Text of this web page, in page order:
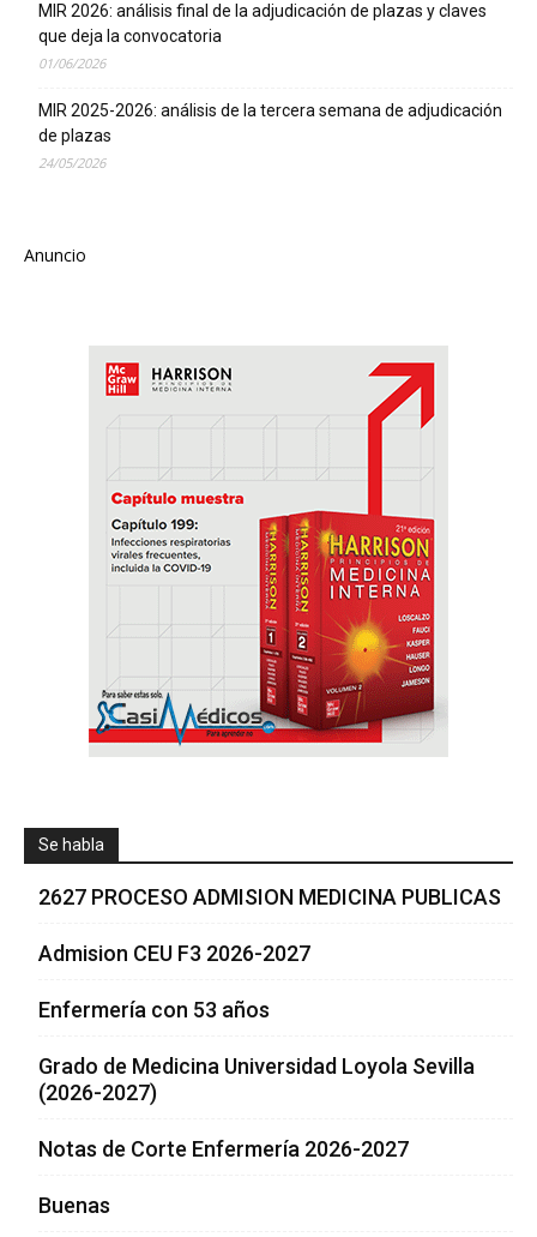
MIR 2026: análisis final de la adjudicación de plazas y claves
que deja la convocatoria
01/06/2026
MIR 2025-2026: análisis de la tercera semana de adjudicación
de plazas
24/05/2026
Anuncio
Se habla
2627 PROCESO ADMISION MEDICINA PUBLICAS
Admision CEU F3 2026-2027
Enfermería con 53 años
Grado de Medicina Universidad Loyola Sevilla
(2026-2027)
Notas de Corte Enfermería 2026-2027
Buenas